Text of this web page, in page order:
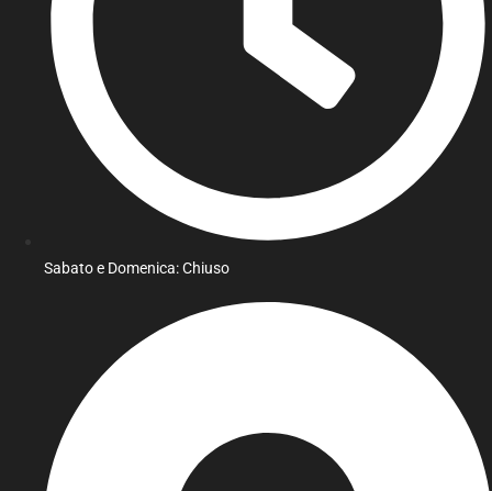
Sabato e Domenica: Chiuso